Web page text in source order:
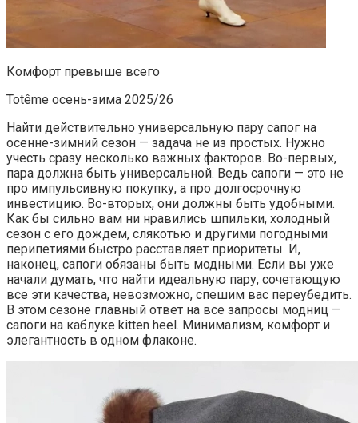
Комфорт превыше всего
Totême осень-зима 2025/26
Найти действительно универсальную пару сапог на
осенне-зимний сезон — задача не из простых. Нужно
учесть сразу несколько важных факторов. Во-первых,
пара должна быть универсальной. Ведь сапоги — это не
про импульсивную покупку, а про долгосрочную
инвестицию. Во-вторых, они должны быть удобными.
Как бы сильно вам ни нравились шпильки, холодный
сезон с его дождем, слякотью и другими погодными
перипетиями быстро расставляет приоритеты. И,
наконец, сапоги обязаны быть модными. Если вы уже
начали думать, что найти идеальную пару, сочетающую
все эти качества, невозможно, спешим вас переубедить.
В этом сезоне главный ответ на все запросы модниц —
сапоги на каблуке kitten heel. Минимализм, комфорт и
элегантность в одном флаконе.